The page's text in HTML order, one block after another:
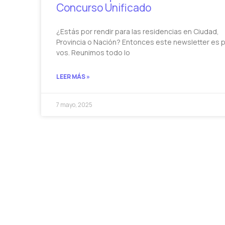
Concurso Unificado
¿Estás por rendir para las residencias en Ciudad,
Provincia o Nación? Entonces este newsletter es
vos. Reunimos todo lo
LEER MÁS »
7 mayo, 2025